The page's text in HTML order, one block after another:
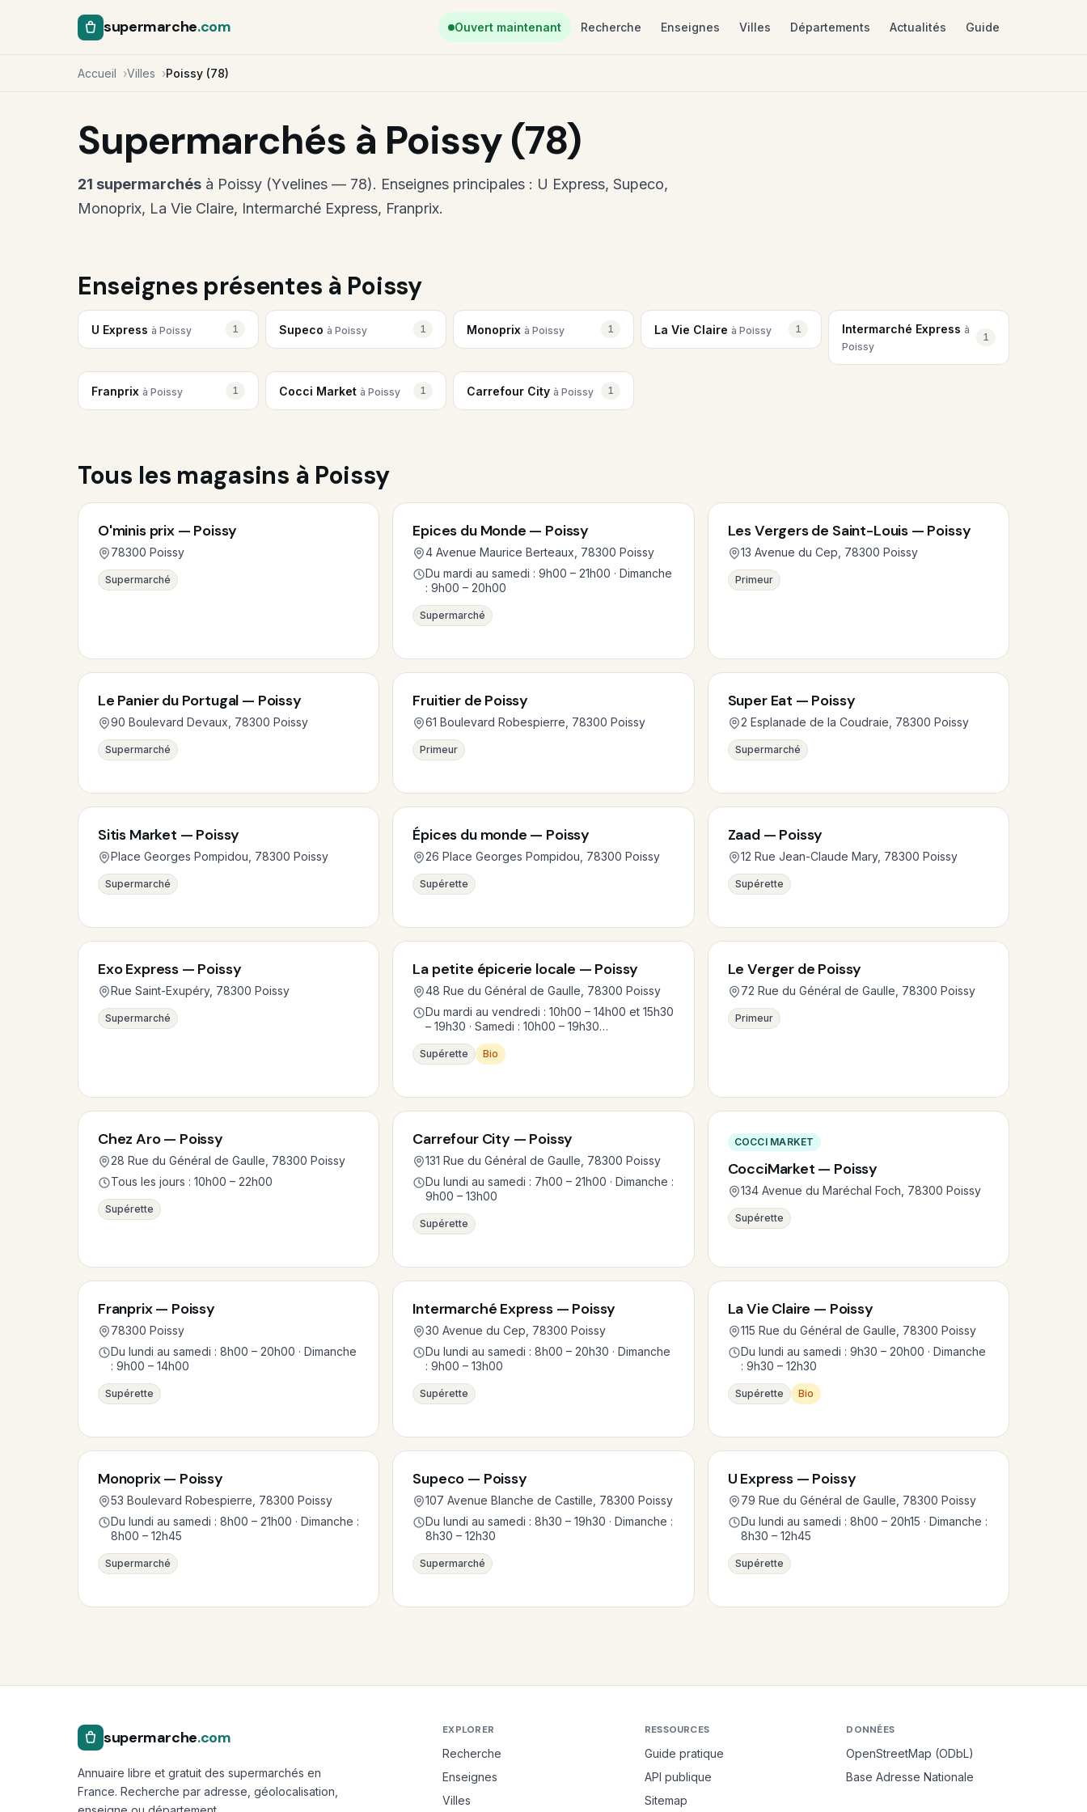
supermarche.com Ouvert maintenant Recherche Enseignes Villes Départements Actualités Guide
Accueil Villes Poissy (78)
Supermarchés à Poissy (78)
21 supermarchés à Poissy (Yvelines — 78). Enseignes principales : U Express, Supeco,
Monoprix, La Vie Claire, Intermarché Express, Franprix.
Enseignes présentes à Poissy
U Express à Poissy 1 Supeco à Poissy 1 Monoprix à Poissy 1 La Vie Claire à Poissy 1 Intermarché Express à
Poissy
1
Franprix à Poissy 1 Cocci Market à Poissy 1 Carrefour City à Poissy 1
Tous les magasins à Poissy
O'minis prix — Poissy
78300 Poissy
Supermarché
Epices du Monde — Poissy
4 Avenue Maurice Berteaux, 78300 Poissy
Du mardi au samedi : 9h00 – 21h00 · Dimanche
: 9h00 – 20h00
Supermarché
Les Vergers de Saint-Louis — Poissy
13 Avenue du Cep, 78300 Poissy
Primeur
Le Panier du Portugal — Poissy
90 Boulevard Devaux, 78300 Poissy
Supermarché
Fruitier de Poissy
61 Boulevard Robespierre, 78300 Poissy
Primeur
Super Eat — Poissy
2 Esplanade de la Coudraie, 78300 Poissy
Supermarché
Sitis Market — Poissy
Place Georges Pompidou, 78300 Poissy
Supermarché
Épices du monde — Poissy
26 Place Georges Pompidou, 78300 Poissy
Supérette
Zaad — Poissy
12 Rue Jean-Claude Mary, 78300 Poissy
Supérette
Exo Express — Poissy
Rue Saint-Exupéry, 78300 Poissy
Supermarché
La petite épicerie locale — Poissy
48 Rue du Général de Gaulle, 78300 Poissy
Du mardi au vendredi : 10h00 – 14h00 et 15h30
– 19h30 · Samedi : 10h00 – 19h30…
Supérette Bio
Le Verger de Poissy
72 Rue du Général de Gaulle, 78300 Poissy
Primeur
Chez Aro — Poissy
28 Rue du Général de Gaulle, 78300 Poissy
Tous les jours : 10h00 – 22h00
Supérette
Carrefour City — Poissy
131 Rue du Général de Gaulle, 78300 Poissy
Du lundi au samedi : 7h00 – 21h00 · Dimanche :
9h00 – 13h00
Supérette
COCCI MARKET
CocciMarket — Poissy
134 Avenue du Maréchal Foch, 78300 Poissy
Supérette
Franprix — Poissy
78300 Poissy
Du lundi au samedi : 8h00 – 20h00 · Dimanche
: 9h00 – 14h00
Supérette
Intermarché Express — Poissy
30 Avenue du Cep, 78300 Poissy
Du lundi au samedi : 8h00 – 20h30 · Dimanche
: 9h00 – 13h00
Supérette
La Vie Claire — Poissy
115 Rue du Général de Gaulle, 78300 Poissy
Du lundi au samedi : 9h30 – 20h00 · Dimanche
: 9h30 – 12h30
Supérette Bio
Monoprix — Poissy
53 Boulevard Robespierre, 78300 Poissy
Du lundi au samedi : 8h00 – 21h00 · Dimanche :
8h00 – 12h45
Supermarché
Supeco — Poissy
107 Avenue Blanche de Castille, 78300 Poissy
Du lundi au samedi : 8h30 – 19h30 · Dimanche :
8h30 – 12h30
Supermarché
U Express — Poissy
79 Rue du Général de Gaulle, 78300 Poissy
Du lundi au samedi : 8h00 – 20h15 · Dimanche :
8h30 – 12h45
Supérette
supermarche.com
Annuaire libre et gratuit des supermarchés en
France. Recherche par adresse, géolocalisation,
EXPLORER
Recherche
Enseignes
Villes
RESSOURCES
Guide pratique
API publique
Sitemap
DONNÉES
OpenStreetMap (ODbL)
Base Adresse Nationale